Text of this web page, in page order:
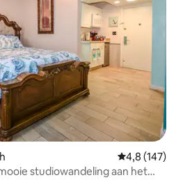
Gemiddelde
4,8 (147)
studiowandeling aan het